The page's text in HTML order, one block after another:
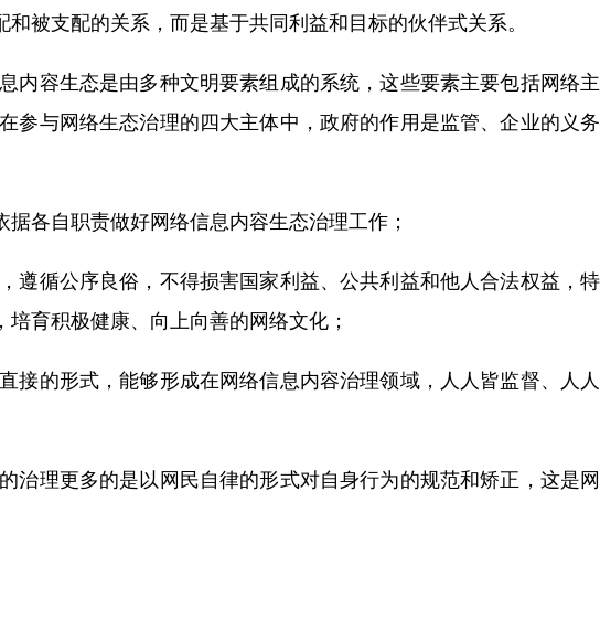
被支配的关系，而是基于共同利益和目标的伙伴式关系。
内容生态是由多种文明要素组成的系统，这些要素主要包括网络主
参与网络生态治理的四大主体中，政府的作用是监管、企业的义务
各自职责做好网络信息内容生态治理工作；
遵循公序良俗，不得损害国家利益、公共利益和他人合法权益，特
育积极健康、向上向善的网络文化；
的形式，能够形成在网络信息内容治理领域，人人皆监督、人人
理更多的是以网民自律的形式对自身行为的规范和矫正，这是网